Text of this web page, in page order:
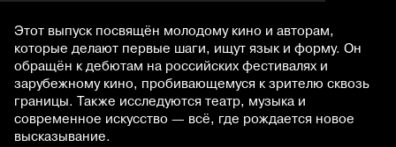
Этот выпуск посвящён молодому кино и авторам,
которые делают первые шаги, ищут язык и форму. Он
обращён к дебютам на российских фестивалях и
зарубежному кино, пробивающемуся к зрителю сквозь
границы. Также исследуются театр, музыка и
современное искусство — всё, где рождается новое
высказывание.